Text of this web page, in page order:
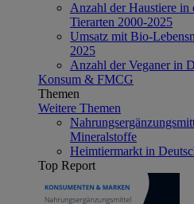
Anzahl der Haustiere in
Tierarten 2000-2025
Umsatz mit Bio-
2025
Anzahl der Veganer in
Konsum & FMCG
Themen
Weitere Themen
Mineralstoffe
Heimtiermarkt in
Top Report